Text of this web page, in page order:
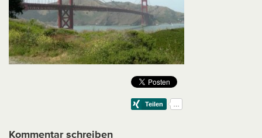
Kommentar schreiben